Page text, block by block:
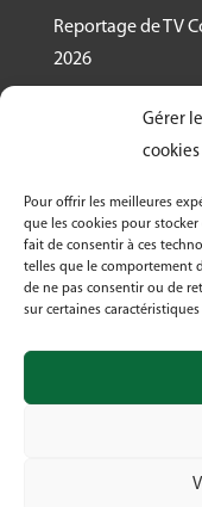
Gérer
cookies
Pour offrir les meilleures
que les cookies pour
fait de consentir à ces
telles que le comportement
de ne pas consentir ou de
sur certaines
Reportage de TV
2026
décernés par
Découvrez nos
Semaine Bio 2026
Le Crabe asbl fête
© Crabe